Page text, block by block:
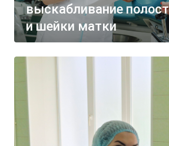
выскабливание
и шейки матки